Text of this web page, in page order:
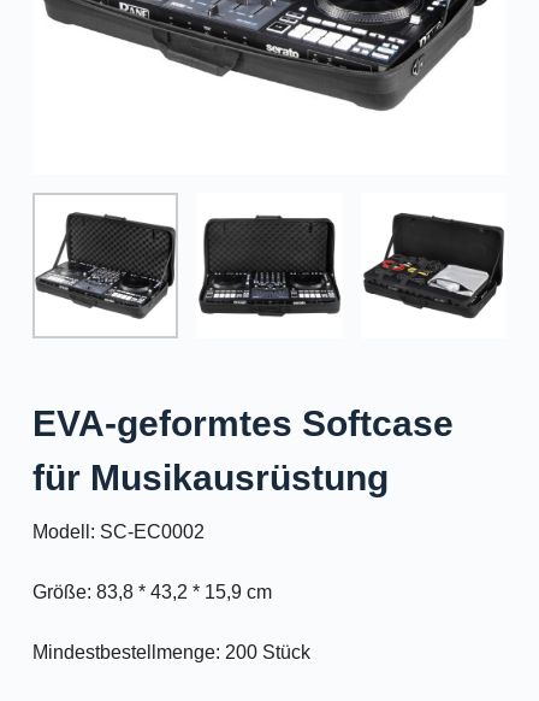
EVA-geformtes Softcase
für Musikausrüstung
Modell: SC-EC0002
Größe: 83,8 * 43,2 * 15,9 cm
Mindestbestellmenge: 200 Stück